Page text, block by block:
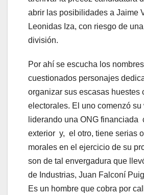
abrir las posibilidades a Jaime
Leonidas Iza, con riesgo de
división.
Por ahí se escucha los
cuestionados personajes
organizar sus escasas huestes
electorales. El uno comenzó su
liderando una ONG financiada
exterior y, el otro, tiene serias
morales en el ejercicio de su
son de tal envergadura que
de Industrias, Juan Falconí
Es un hombre que cobra por